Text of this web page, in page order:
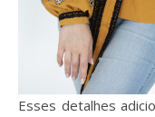
Esses detalhes